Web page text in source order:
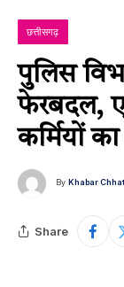
छत्तीसगढ़
पुलिस
फेरबदल,
कर्मियों
By Khabar
Share